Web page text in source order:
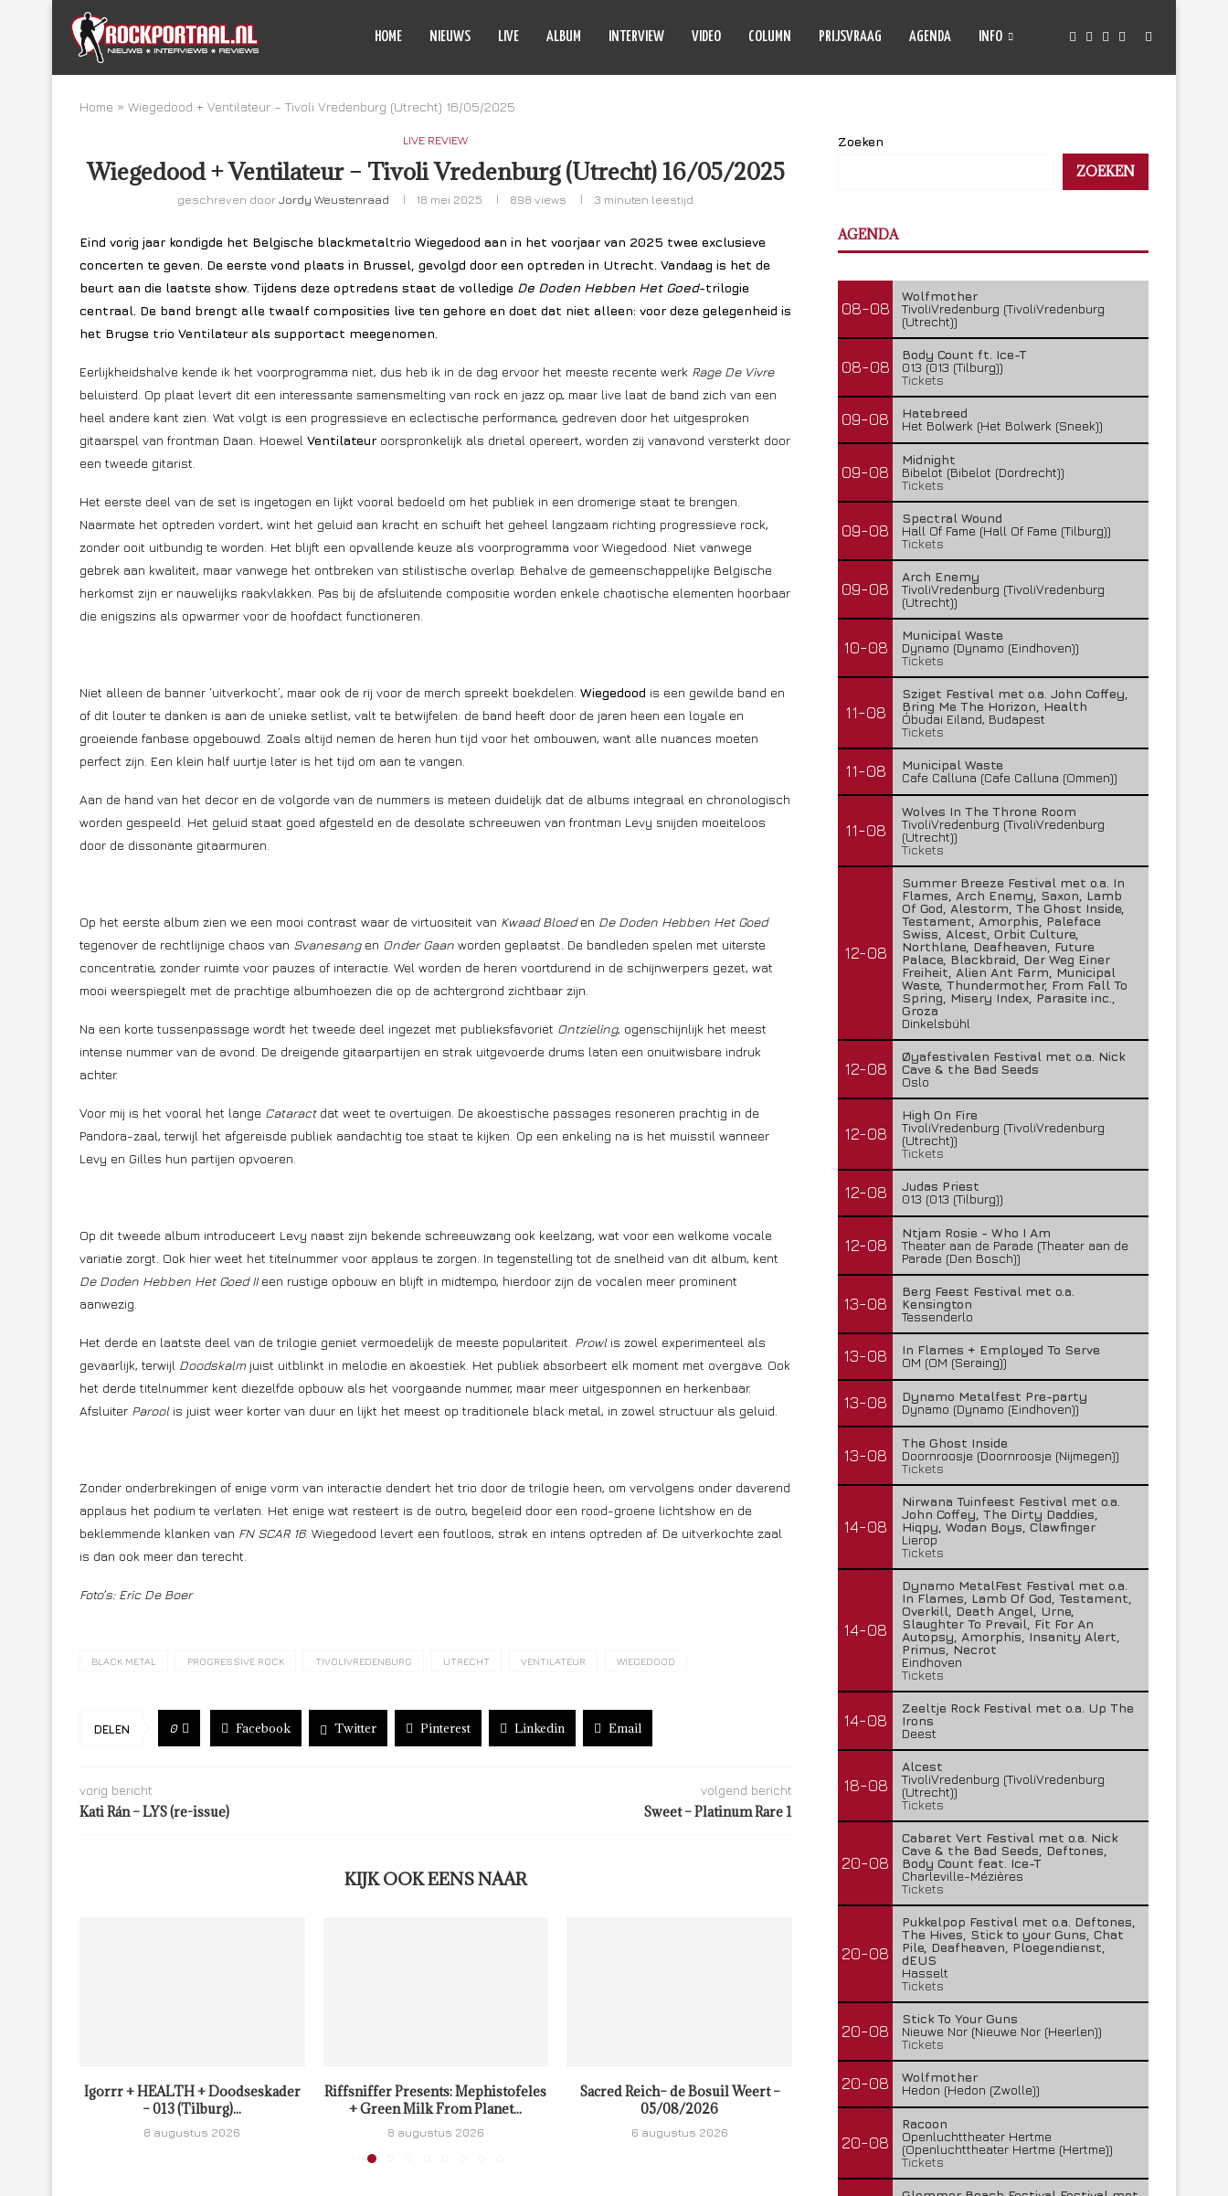
HOME NIEUWS LIVE ALBUM INTERVIEW VIDEO COLUMN PRIJSVRAAG AGENDA INFO
Home » Wiegedood + Ventilateur – Tivoli Vredenburg (Utrecht) 16/05/2025
LIVE REVIEW
Wiegedood + Ventilateur – Tivoli Vredenburg (Utrecht) 16/05/2025
geschreven doorJordy Weustenraad 18 mei 2025 898 views 3 minuten leestijd
Eind vorig jaar kondigde het Belgische blackmetaltrio Wiegedood aan in het voorjaar van 2025 twee exclusieve
concerten te geven. De eerste vond plaats in Brussel, gevolgd door een optreden in Utrecht. Vandaag is het de
beurt aan die laatste show. Tijdens deze optredens staat de volledige De Doden Hebben Het Goed-trilogie
centraal. De band brengt alle twaalf composities live ten gehore en doet dat niet alleen: voor deze gelegenheid is
het Brugse trio Ventilateur als supportact meegenomen.
Eerlijkheidshalve kende ik het voorprogramma niet, dus heb ik in de dag ervoor het meeste recente werk Rage De Vivre
beluisterd. Op plaat levert dit een interessante samensmelting van rock en jazz op, maar live laat de band zich van een
heel andere kant zien. Wat volgt is een progressieve en eclectische performance, gedreven door het uitgesproken
gitaarspel van frontman Daan. Hoewel Ventilateur oorspronkelijk als drietal opereert, worden zij vanavond versterkt door
een tweede gitarist.
Het eerste deel van de set is ingetogen en lijkt vooral bedoeld om het publiek in een dromerige staat te brengen.
Naarmate het optreden vordert, wint het geluid aan kracht en schuift het geheel langzaam richting progressieve rock,
zonder ooit uitbundig te worden. Het blijft een opvallende keuze als voorprogramma voor Wiegedood. Niet vanwege
gebrek aan kwaliteit, maar vanwege het ontbreken van stilistische overlap. Behalve de gemeenschappelijke Belgische
herkomst zijn er nauwelijks raakvlakken. Pas bij de afsluitende compositie worden enkele chaotische elementen hoorbaar
die enigszins als opwarmer voor de hoofdact functioneren.
Niet alleen de banner ‘uitverkocht’, maar ook de rij voor de merch spreekt boekdelen. Wiegedood is een gewilde band en
of dit louter te danken is aan de unieke setlist, valt te betwijfelen: de band heeft door de jaren heen een loyale en
groeiende fanbase opgebouwd. Zoals altijd nemen de heren hun tijd voor het ombouwen, want alle nuances moeten
perfect zijn. Een klein half uurtje later is het tijd om aan te vangen.
Aan de hand van het decor en de volgorde van de nummers is meteen duidelijk dat de albums integraal en chronologisch
worden gespeeld. Het geluid staat goed afgesteld en de desolate schreeuwen van frontman Levy snijden moeiteloos
door de dissonante gitaarmuren.
Op het eerste album zien we een mooi contrast waar de virtuositeit van Kwaad Bloeden De Doden Hebben Het Goed
tegenover de rechtlijnige chaos van Svanesang en Onder Gaan worden geplaatst De bandleden spelen met uiterste
concentratie, zonder ruimte voor pauzes of interactie. Wel worden de heren voortdurend in de schijnwerpers gezet, wat
mooi weerspiegelt met de prachtige albumhoezen die op de achtergrond zichtbaar zijn.
Na een korte tussenpassage wordt het tweede deel ingezet met publieksfavoriet Ontzieling, ogenschijnlijk het meest
intense nummer van de avond. De dreigende gitaarpartijen en strak uitgevoerde drums laten een onuitwisbare indruk
achter.
Voor mij is het vooral het lange Cataractdat weet te overtuigen. De akoestische passages resoneren prachtig in de
Pandora-zaal, terwijl het afgereisde publiek aandachtig toe staat te kijken. Op een enkeling na is het muisstil wanneer
Levy en Gilles hun partijen opvoeren.
Op dit tweede album introduceert Levy naast zijn bekende schreeuwzang ook keelzang, wat voor een welkome vocale
variatie zorgt. Ook hier weet het titelnummer voor applaus te zorgen. In tegenstelling tot de snelheid van dit album, kent
De Doden Hebben Het Goed IIeen rustige opbouw en blijft in midtempo, hierdoor zijn de vocalen meer prominent
aanwezig.
Het derde en laatste deel van de trilogie geniet vermoedelijk de meeste populariteit. Prowlis zowel experimenteel als
gevaarlijk, terwijl Doodskalm juist uitblinkt in melodie en akoestiek. Het publiek absorbeert elk moment met overgave. Ook
het derde titelnummer kent diezelfde opbouw als het voorgaande nummer, maar meer uitgesponnen en herkenbaar.
Afsluiter Paroolis juist weer korter van duur en lijkt het meest op traditionele black metal, in zowel structuur als geluid.
Zonder onderbrekingen of enige vorm van interactie dendert het trio door de trilogie heen, om vervolgens onder daverend
applaus het podium te verlaten. Het enige wat resteert is de outro, begeleid door een rood-groene lichtshow en de
beklemmende klanken van FN SCAR 16. Wiegedood levert een foutloos, strak en intens optreden af. De uitverkochte zaal
is dan ook meer dan terecht.
Foto’s: Eric De Boer
BLACK METAL PROGRESSIVE ROCK TIVOLIVREDENBURG UTRECHT VENTILATEUR WIEGEDOOD
DELEN 0 Facebook Twitter Pinterest Linkedin Email
vorig bericht
Kati Rán – LYS (re-issue)
volgend bericht
Sweet – Platinum Rare 1
KIJK OOK EENS NAAR
Igorrr + HEALTH + Doodseskader
– 013 (Tilburg)...
8 augustus 2026
Riffsniffer Presents: Mephistofeles
+ Green Milk From Planet...
8 augustus 2026
Sacred Reich– de Bosuil Weert –
05/08/2026
6 augustus 2026
Misery Index – Elpee (Deinze,
België) 04/08/2026
6 augustus 2026
Pul (Uden)...
Zoeken
ZOEKEN
AGENDA
08-08
Wolfmother
TivoliVredenburg (TivoliVredenburg
(Utrecht))
08-08
Body Count ft. Ice-T
013 (013 (Tilburg))
Tickets
09-08
Hatebreed
Het Bolwerk (Het Bolwerk (Sneek))
09-08
Midnight
Bibelot (Bibelot (Dordrecht))
Tickets
09-08
Spectral Wound
Hall Of Fame (Hall Of Fame (Tilburg))
Tickets
09-08
Arch Enemy
TivoliVredenburg (TivoliVredenburg
(Utrecht))
10-08
Municipal Waste
Dynamo (Dynamo (Eindhoven))
Tickets
11-08
Sziget Festival met o.a. John Coffey,
Bring Me The Horizon, Health
Óbudai Eiland, Budapest
Tickets
11-08
Municipal Waste
Cafe Calluna (Cafe Calluna (Ommen))
11-08
Wolves In The Throne Room
TivoliVredenburg (TivoliVredenburg
(Utrecht))
Tickets
12-08
Summer Breeze Festival met o.a. In
Flames, Arch Enemy, Saxon, Lamb
Of God, Alestorm, The Ghost Inside,
Testament, Amorphis, Paleface
Swiss, Alcest, Orbit Culture,
Northlane, Deafheaven, Future
Palace, Blackbraid, Der Weg Einer
Freiheit, Alien Ant Farm, Municipal
Waste, Thundermother, From Fall To
Spring, Misery Index, Parasite inc.,
Groza
Dinkelsbühl
12-08
Øyafestivalen Festival met o.a. Nick
Cave & the Bad Seeds
Oslo
12-08
High On Fire
TivoliVredenburg (TivoliVredenburg
(Utrecht))
Tickets
12-08
Judas Priest
013 (013 (Tilburg))
12-08
Ntjam Rosie - Who I Am
Theater aan de Parade (Theater aan de
Parade (Den Bosch))
13-08
Berg Feest Festival met o.a.
Kensington
Tessenderlo
13-08
In Flames + Employed To Serve
OM (OM (Seraing))
13-08
Dynamo Metalfest Pre-party
Dynamo (Dynamo (Eindhoven))
13-08
The Ghost Inside
Doornroosje (Doornroosje (Nijmegen))
Tickets
14-08
Nirwana Tuinfeest Festival met o.a.
John Coffey, The Dirty Daddies,
Hiqpy, Wodan Boys, Clawfinger
Lierop
Tickets
14-08
Dynamo MetalFest Festival met o.a.
In Flames, Lamb Of God, Testament,
Overkill, Death Angel, Urne,
Slaughter To Prevail, Fit For An
Autopsy, Amorphis, Insanity Alert,
Primus, Necrot
Eindhoven
Tickets
14-08
Zeeltje Rock Festival met o.a. Up The
Irons
Deest
18-08
Alcest
TivoliVredenburg (TivoliVredenburg
(Utrecht))
Tickets
20-08
Cabaret Vert Festival met o.a. Nick
Cave & the Bad Seeds, Deftones,
Body Count feat. Ice-T
Charleville-Mézières
Tickets
20-08
Pukkelpop Festival met o.a. Deftones,
The Hives, Stick to your Guns, Chat
Pile, Deafheaven, Ploegendienst,
dEUS
Hasselt
Tickets
20-08
Stick To Your Guns
Nieuwe Nor (Nieuwe Nor (Heerlen))
Tickets
20-08
Wolfmother
Hedon (Hedon (Zwolle))
20-08
Racoon
Openluchttheater Hertme
(Openluchttheater Hertme (Hertme))
Tickets